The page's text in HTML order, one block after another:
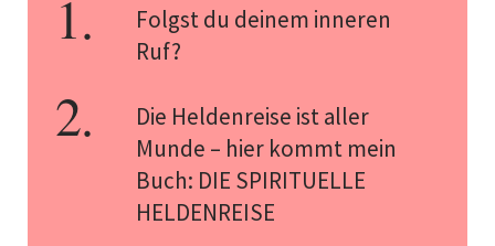
Folgst du deinem inneren
Ruf?
Die Heldenreise ist aller
Munde – hier kommt mein
Buch: DIE SPIRITUELLE
HELDENREISE